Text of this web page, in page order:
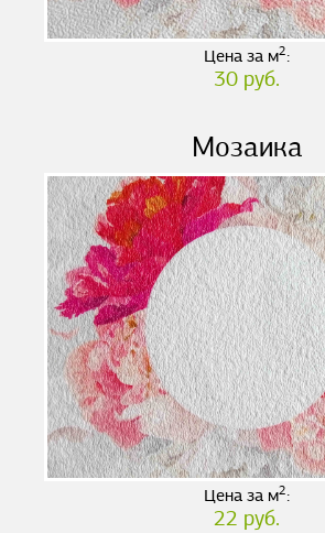
Цена за м2:
30 руб.
Мозаика
Цена за м2:
22 руб.